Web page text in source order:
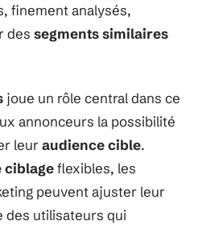
finement analysés,
des segments similaires
joue un rôle central dans ce
annonceurs la possibilité
leuraudience cible.
ciblageflexibles, les
peuvent ajuster leur
des utilisateurs qui